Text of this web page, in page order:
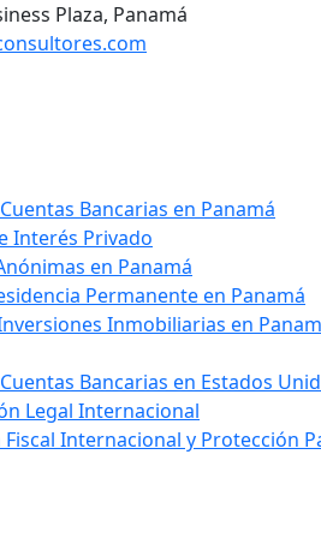
Plaza, Panamá
Bancarias en Panamá
Interés Privado
en Panamá
Permanente en Panamá
Inmobiliarias en
Bancarias en Estados
Legal Internacional
Fiscal Internacional y Protección